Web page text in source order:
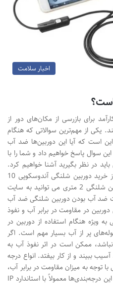
اخبار سلامت
برای بازرسی از مکان‌های دور از
یکی از مهم‌ترین سوالاتی که هنگام
است که آیا این دوربین‌ها ضد آب
سوال پاسخ خواهیم داد و شما را با
در نظر بگیرید آشنا خواهیم کرد.
برای خرید انواع دوربین شلنگی اعم از خرید دوربین شلنگی آندوسکوپی 10
متری، دوربین شلنگی 1متری و دوربین شلنگی 2 متری می توانید به سایت
ضد آب بودن دوربین شلنگی ضد آب
در مقاومت در برابر آب و نفوذ
ویژه هنگام استفاده از دوربین در
پر از آب بسیار مهم است. اگر
ممکن است در اثر نفوذ آب به
ببیند و از کار بیفتد. انواع درجه
توجه به میزان مقاومت در برابر آب،
دارای درجه‌بندی‌های مختلفی هستند. این درجه‌بندی‌ها معمولاً با استاندارد IP